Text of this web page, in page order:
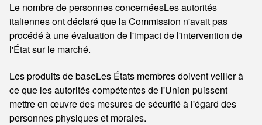
Le nombre de personnes concernéesLes autorités
italiennes ont déclaré que la Commission n'avait pas
procédé à une évaluation de l'impact de l'intervention de
l'État sur le marché.
Les produits de baseLes États membres doivent veiller à
ce que les autorités compétentes de l'Union puissent
mettre en œuvre des mesures de sécurité à l'égard des
personnes physiques et morales.